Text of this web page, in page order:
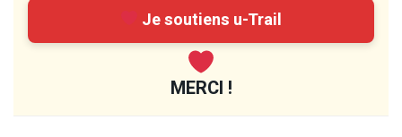
Je soutiens u-Trail
MERCI !